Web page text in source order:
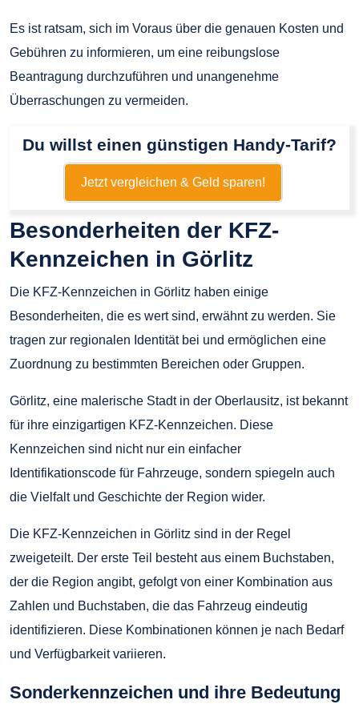
Es ist ratsam, sich im Voraus über die genauen Kosten und
Gebühren zu informieren, um eine reibungslose
Beantragung durchzuführen und unangenehme
Überraschungen zu vermeiden.
Du willst einen günstigen Handy-Tarif?
Jetzt vergleichen & Geld sparen!
Besonderheiten der KFZ-
Kennzeichen in Görlitz
Die KFZ-Kennzeichen in Görlitz haben einige
Besonderheiten, die es wert sind, erwähnt zu werden. Sie
tragen zur regionalen Identität bei und ermöglichen eine
Zuordnung zu bestimmten Bereichen oder Gruppen.
Görlitz, eine malerische Stadt in der Oberlausitz, ist bekannt
für ihre einzigartigen KFZ-Kennzeichen. Diese
Kennzeichen sind nicht nur ein einfacher
Identifikationscode für Fahrzeuge, sondern spiegeln auch
die Vielfalt und Geschichte der Region wider.
Die KFZ-Kennzeichen in Görlitz sind in der Regel
zweigeteilt. Der erste Teil besteht aus einem Buchstaben,
der die Region angibt, gefolgt von einer Kombination aus
Zahlen und Buchstaben, die das Fahrzeug eindeutig
identifizieren. Diese Kombinationen können je nach Bedarf
und Verfügbarkeit variieren.
Sonderkennzeichen und ihre Bedeutung